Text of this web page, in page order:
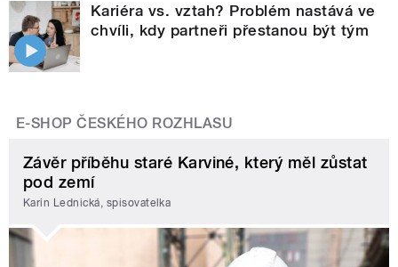
Kariéra vs. vztah? Problém nastává ve
chvíli, kdy partneři přestanou být tým
E-SHOP ČESKÉHO ROZHLASU
Závěr příběhu staré Karviné, který měl zůstat
pod zemí
Karin Lednická, spisovatelka